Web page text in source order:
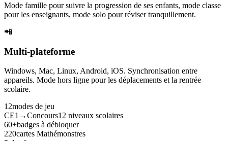
Mode famille pour suivre la progression de ses enfants, mode classe
pour les enseignants, mode solo pour réviser tranquillement.
📲
Multi-plateforme
Windows, Mac, Linux, Android, iOS. Synchronisation entre
appareils. Mode hors ligne pour les déplacements et la rentrée
scolaire.
12modes de jeu
CE1→Concours12 niveaux scolaires
60+badges à débloquer
220cartes Mathémonstres